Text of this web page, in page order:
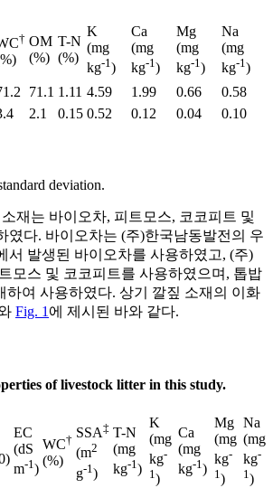
† OM
(%)
T-N
(%)
K
(mg
kg-1 )
Ca
(mg
kg-1 )
Mg
(mg
kg-1 )
Na
(mg
kg-1 )
71.1 1.11 4.59 1.99 0.66
0.58
2.1 0.15 0.52 0.12 0.04 0.10
deviation.
재는 바이오차, 피트모스, 코코피트 및
였다. 바이오차는 (주)한국남동발전의 우
서 발생된 바이오차를 사용하였고, (주)
모스 및 코코피트를 사용하였으며, 톱밥
하여 사용하였다. 상기 깔짚 소재의 이화
Fig. 1 에 제시된 바와 같다.
of livestock litter in this study.
EC
(dS
m-1 )
WC†
(%)
SSA‡
(m2
g-1 )
T-N
(mg
kg-1 )
K
(mg
kg-
1)
Ca
(mg
kg-1 )
Mg
(mg
kg-
1)
Na
(mg
kg-
1)